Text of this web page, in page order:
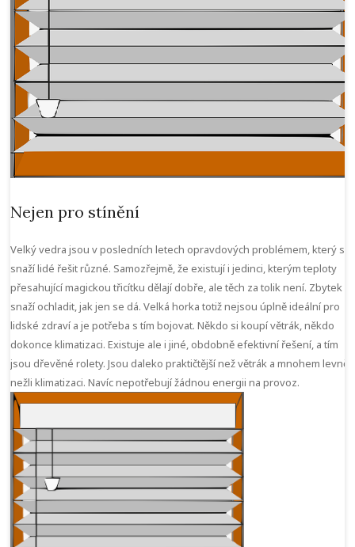
Nejen pro stínění
Velký vedra jsou v posledních letech opravdových problémem, který se
snaží lidé řešit různé. Samozřejmě, že existují i jedinci, kterým teploty
přesahující magickou třicítku dělají dobře, ale těch za tolik není. Zbytek
snaží ochladit, jak jen se dá. Velká horka totiž nejsou úplně ideální pro
lidské zdraví a je potřeba s tím bojovat. Někdo si koupí větrák, někdo
dokonce klimatizaci. Existuje ale i jiné, obdobně efektivní řešení, a tím
jsou dřevěné rolety. Jsou daleko praktičtější než větrák a mnohem
nežli klimatizaci. Navíc nepotřebují žádnou energii na provoz.